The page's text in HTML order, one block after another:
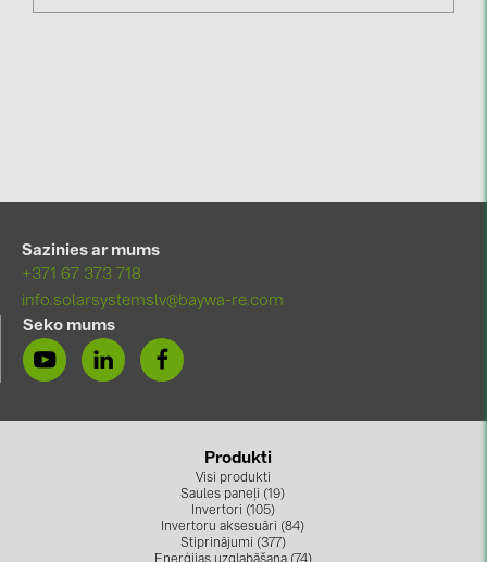
Sazinies ar mums
+371 67 373 718
info.solarsystemslv@baywa-re.com
Seko mums
Produkti
Visi produkti
Saules paneļi (19)
Invertori (105)
Invertoru aksesuāri (84)
Stiprinājumi (377)